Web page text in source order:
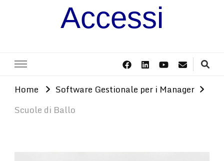
Accessi
Home
Software Gestionale per i Manager
Scuole di Ballo